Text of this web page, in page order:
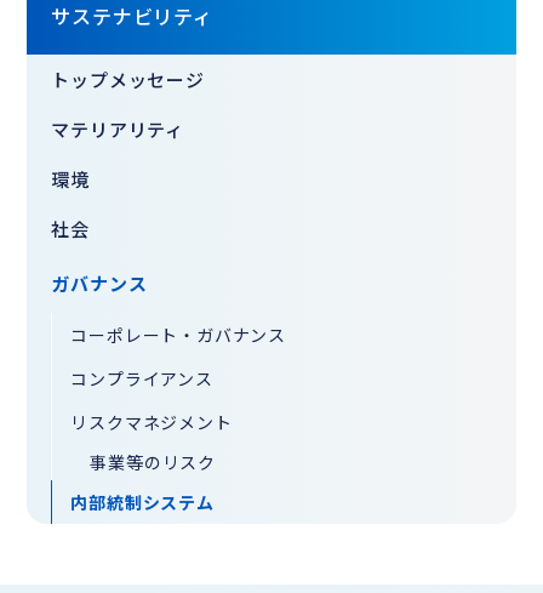
サステナビリティ
トップメッセージ
マテリアリティ
環境
社会
ガバナンス
コーポレート・ガバナンス
コンプライアンス
リスクマネジメント
事業等のリスク
内部統制システム